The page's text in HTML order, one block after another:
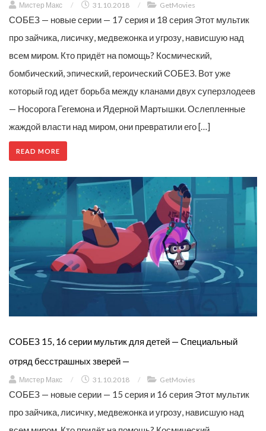
Мистер Макс / 31.10.2018 / GetMovies
СОБЕЗ — новые серии — 17 серия и 18 серия Этот мультик
про зайчика, лисичку, медвежонка и угрозу, нависшую над
всем миром. Кто придёт на помощь? Космический,
бомбический, эпический, героический СОБЕЗ. Вот уже
который год идет борьба между кланами двух суперзлодеев
— Носорога Гегемона и Ядерной Мартышки. Ослепленные
жаждой власти над миром, они превратили его […]
READ MORE
СОБЕЗ 15, 16 серии мультик для детей — Специальный
отряд бесстрашных зверей —
Мистер Макс / 31.10.2018 / GetMovies
СОБЕЗ — новые серии — 15 серия и 16 серия Этот мультик
про зайчика, лисичку, медвежонка и угрозу, нависшую над